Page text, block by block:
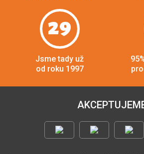
29
Jsme tady už
od roku 1997